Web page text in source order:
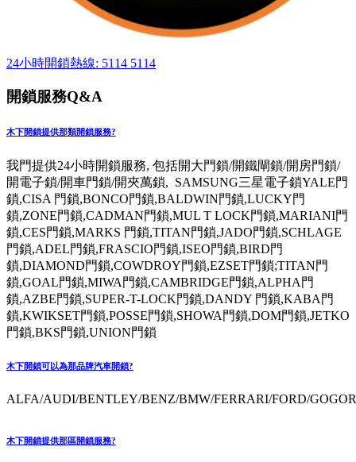
24小時開鎖熱線: 5114 5114
開鎖服務Q&A
木下開鎖提供那類開鎖服務?
我門提供24小時開鎖服務, 包括開大門鎖/開鐵閘鎖/開房門鎖/
開電子鎖/開車門鎖/開夾萬鎖, SAMSUNG三星電子鎖YALE門
鎖,CISA 門鎖,BONCO門鎖,BALDWIN門鎖,LUCKY門
鎖,ZONE門鎖,CADMAN門鎖,MUL T LOCK門鎖,MARIANI門
鎖,CES門鎖,MARKS 門鎖,TITAN門鎖,JADO門鎖,SCHLAGE
門鎖,ADEL門鎖,FRASCIO門鎖,ISEO門鎖,BIRD門
鎖,DIAMOND門鎖,COWDROY門鎖,EZSET門鎖;TITAN門
鎖,GOAL門鎖,MIWA門鎖,CAMBRIDGE門鎖,ALPHA門
鎖,AZBE門鎖,SUPER-T-LOCK門鎖,DANDY 門鎖,KABA門
鎖,KWIKSET門鎖,POSSE門鎖,SHOWA門鎖,DOM門鎖,JETKO
門鎖,BKS門鎖,UNION門鎖
木下開鎖可以為那品牌汽車開鎖?
ALFA/AUDI/BENTLEY/BENZ/BMW/FERRARI/FORD/
木下開鎖提供那區開鎖服務?